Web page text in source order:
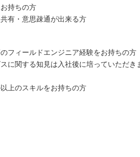
持ちの方
有・意思疎通が出来る方
フィールドエンジニア経験をお持ちの方
に関する知見は入社後に培っていただき
上のスキルをお持ちの方